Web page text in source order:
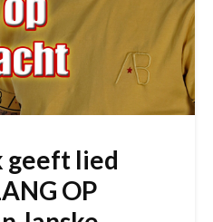
geeft lied
OP